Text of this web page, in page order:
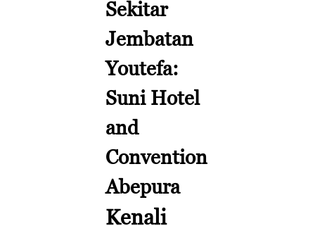
Sekitar
Jembatan
Youtefa:
Suni Hotel
and
Convention
Abepura
Kenali